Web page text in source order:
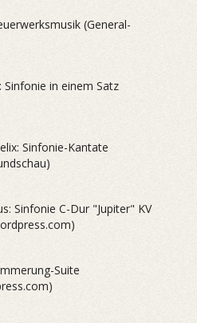
(General-
in einem Satz
Sinfonie-Kantate
Sinfonie C-Dur "Jupiter" KV
Suite